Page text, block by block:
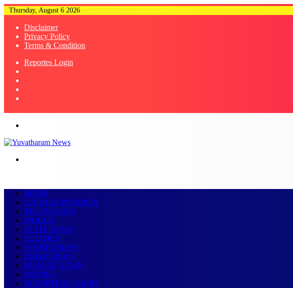
Thursday, August 6 2026
Disclaimer
Privacy Policy
Terms & Condition
Reportes Login
HOME
ANDHRA PRADESH
TELANGANA
WORLD
STATE NEWS
POLITICS
SPORTS NEWS
CRIME NEWS
HEALTH NEWS
MOVIES
REPORTERS LOGIN